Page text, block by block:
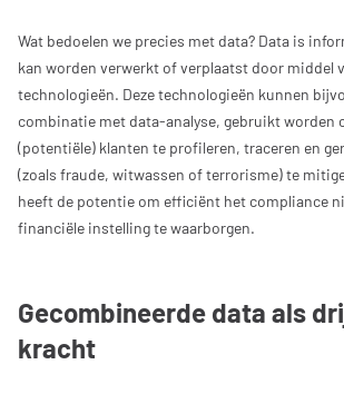
Wat bedoelen we precies met data? Data is
kan worden verwerkt of verplaatst door middel
technologieën. Deze technologieën kunnen
combinatie met data-analyse, gebruikt worden
(potentiële) klanten te profileren, traceren en
(zoals fraude, witwassen of terrorisme) te
heeft de potentie om efficiënt het compliance
financiële instelling te waarborgen.
Gecombineerde data als
kracht